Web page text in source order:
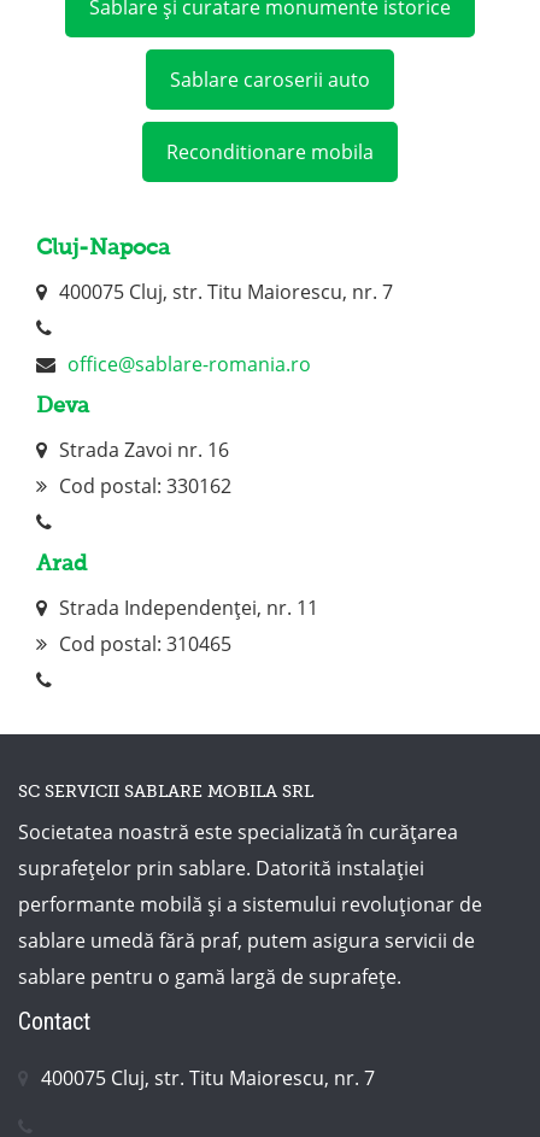
Sablare și curatare monumente istorice
Sablare caroserii auto
Reconditionare mobila
Cluj-Napoca
400075 Cluj, str. Titu Maiorescu, nr. 7
office@sablare-romania.ro
Deva
Strada Zavoi nr. 16
Cod postal: 330162
Arad
Strada Independenței, nr. 11
Cod postal: 310465
SC SERVICII SABLARE MOBILA SRL
Societatea noastră este specializată în curățarea
suprafețelor prin sablare. Datorită instalației
performante mobilă și a sistemului revoluționar de
sablare umedă fără praf, putem asigura servicii de
sablare pentru o gamă largă de suprafețe.
Contact
400075 Cluj, str. Titu Maiorescu, nr. 7